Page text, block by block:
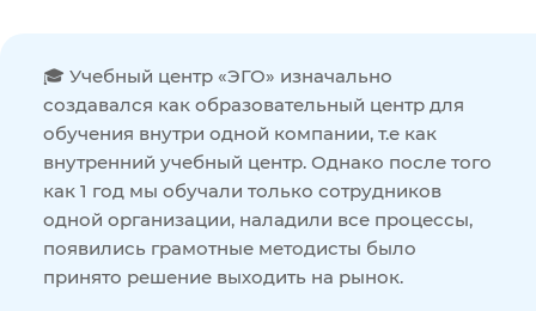
🎓 Учебный центр «ЭГО» изначально
создавался как образовательный центр для
обучения внутри одной компании, т.е как
внутренний учебный центр. Однако после того
как 1 год мы обучали только сотрудников
одной организации, наладили все процессы,
появились грамотные методисты было
принято решение выходить на рынок.